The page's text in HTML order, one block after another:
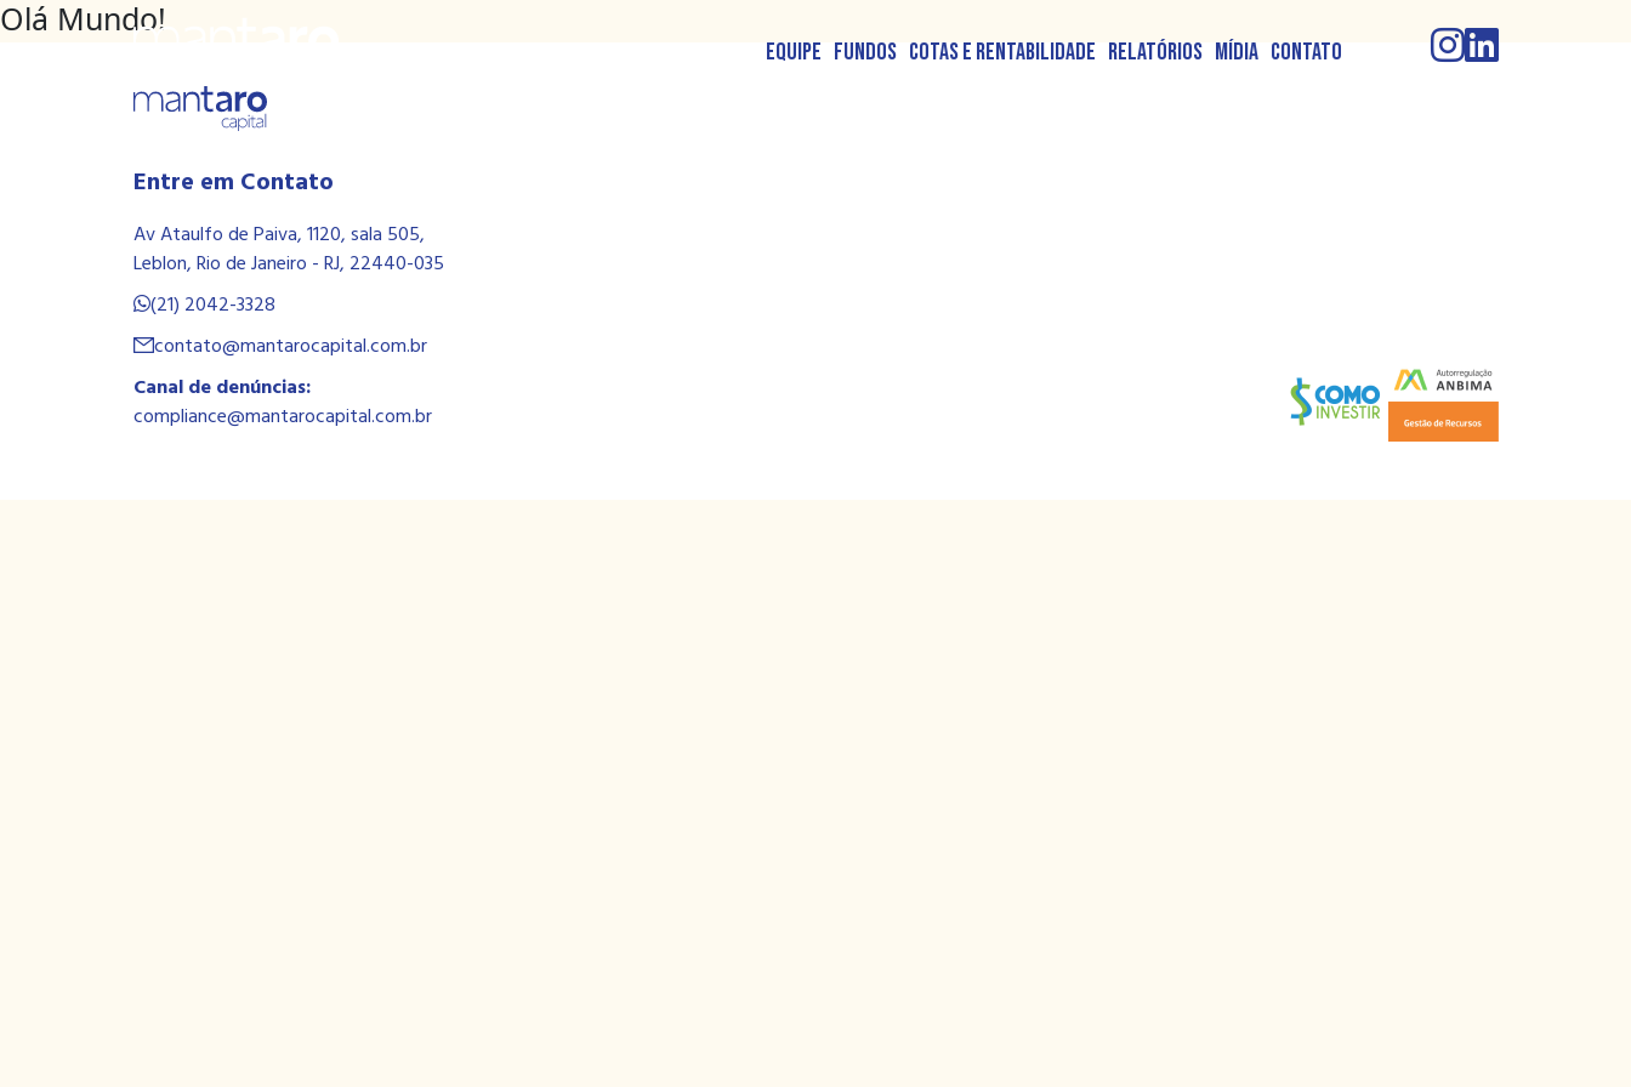
Equipe Fundos Cotas e Rentabilidade Relatórios Mídia Contato
Olá Mundo!
Entre em Contato
Av Ataulfo de Paiva, 1120, sala 505,
Leblon, Rio de Janeiro - RJ, 22440-035
(21) 2042-3328
contato@mantarocapital.com.br
Canal de denúncias:
compliance@mantarocapital.com.br